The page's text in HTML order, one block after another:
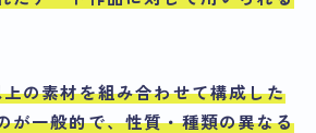
の素材を組み合わせて構成した
が一般的で、性質・種類の異なる